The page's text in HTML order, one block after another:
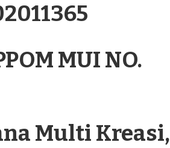
MUI NO.
Multi Kreasi,